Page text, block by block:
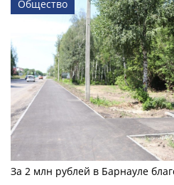
Общество
За 2 млн рублей в Барнауле